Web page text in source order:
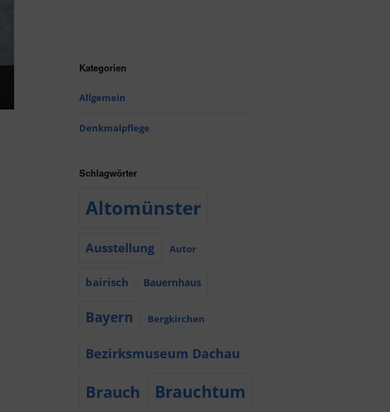
Kategorien
Allgemein
Denkmalpflege
Schlagwörter
Altomünster
Ausstellung Autor
bairisch Bauernhaus
Bayern Bergkirchen
Bezirksmuseum Dachau
Brauch Brauchtum